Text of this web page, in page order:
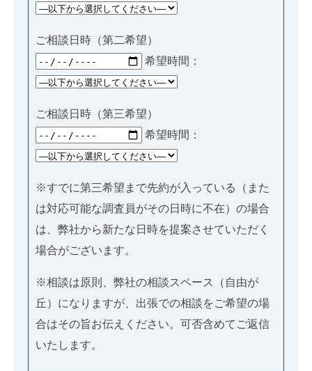
ご相談日時（第二希望）
希望時間：
ご相談日時（第三希望）
希望時間：
※すでに第三希望まで先約が入っている（また
は対応可能な調査員がその日時に不在）の場合
は、弊社から新たな日時を提案させていただく
場合がございます。
※相談は原則、弊社の相談スペース（自由が
丘）になりますが、出張での相談をご希望の場
合はその旨お伝えください。可否含めてご返信
いたします。